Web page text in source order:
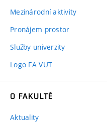
Mezinárodní aktivity
Pronájem prostor
Služby univerzity
Logo FA VUT
O FAKULTĚ
Aktuality